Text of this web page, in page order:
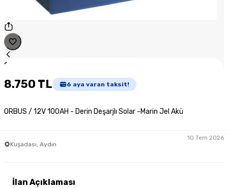
1
8.750 TL 6 aya varan taksit!
ORBUS / 12V 100AH - Derin Deşarjlı Solar -Marin Jel Akü
Kuşadası, Aydın
10 Tem 2026
İlan Açıklaması